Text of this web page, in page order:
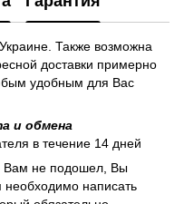
Также возможна
доставки примерно
удобным для Вас
и обмена
в течение 14 дней
Вам не подошел, Вы
необходимо написать